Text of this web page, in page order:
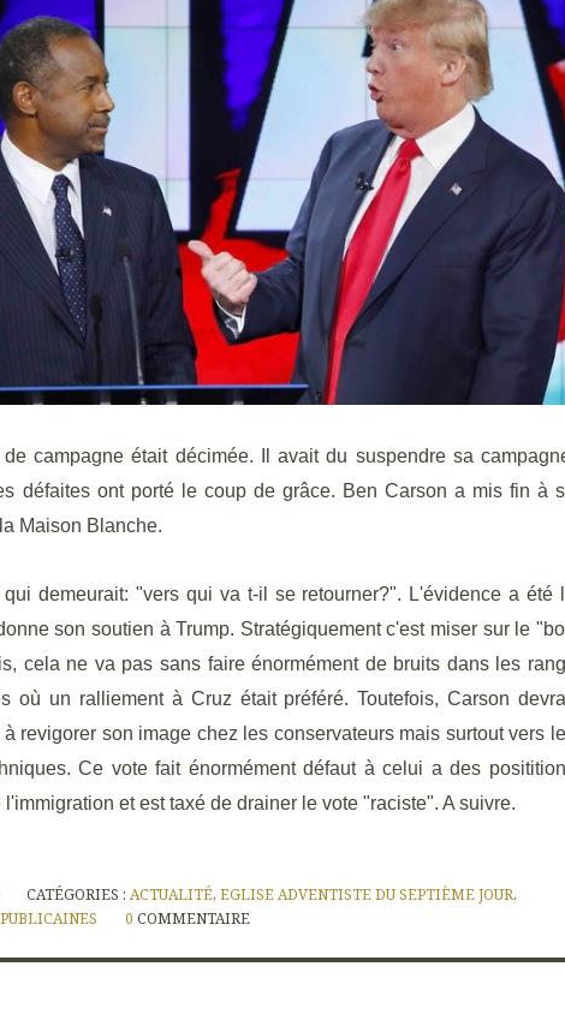
campagne était décimée. Il avait du suspendre sa
défaites ont porté le coup de grâce. Ben Carson a mis fin à
Maison Blanche.
qui demeurait: "vers qui va t-il se retourner?". L'évidence a été
son soutien à Trump. Stratégiquement c'est miser sur le
cela ne va pas sans faire énormément de bruits dans les
où un ralliement à Cruz était préféré. Toutefois, Carson
revigorer son image chez les conservateurs mais surtout vers
Ce vote fait énormément défaut à celui a des
l'immigration et est taxé de drainer le vote "raciste". A suivre.
CATÉGORIES : ACTUALITÉ, EGLISE ADVENTISTE DU SEPTIÈME JOUR,
0 COMMENTAIRE